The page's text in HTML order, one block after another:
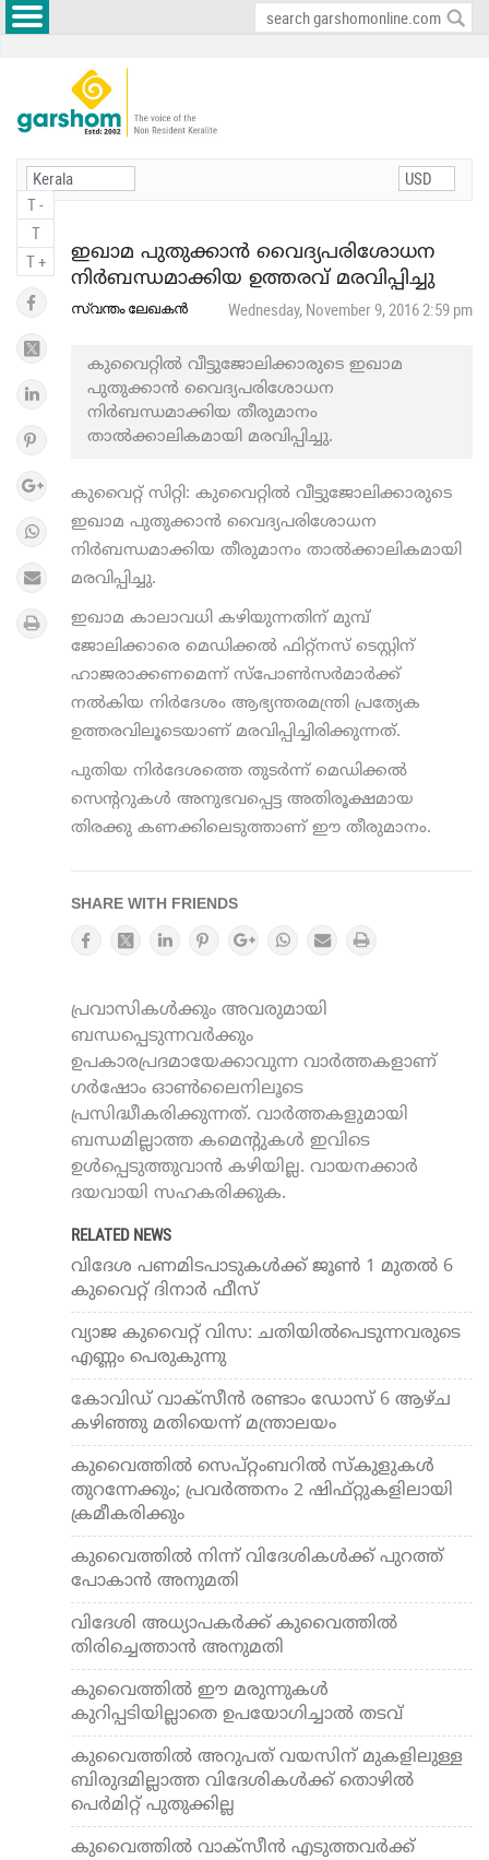
T -
T
T +
ഇഖാമ പുതുക്കാൻ വൈദ്യപരിശോധന
നിർബന്ധമാക്കിയ ഉത്തരവ് മരവിപ്പിച്ചു
സ്വന്തം ലേഖകൻ Wednesday, November 9, 2016 2:59 pm
കുവൈറ്റിൽ വീട്ടുജോലിക്കാരുടെ ഇഖാമ
പുതുക്കാൻ വൈദ്യപരിശോധന
നിർബന്ധമാക്കിയ തീരുമാനം
താൽക്കാലികമായി മരവിപ്പിച്ചു.
കുവൈറ്റ് സിറ്റി: കുവൈറ്റിൽ വീട്ടുജോലിക്കാരുടെ
ഇഖാമ പുതുക്കാൻ വൈദ്യപരിശോധന
നിർബന്ധമാക്കിയ തീരുമാനം താൽക്കാലികമായി
മരവിപ്പിച്ചു.
ഇഖാമ കാലാവധി കഴിയുന്നതിന് മുമ്പ്
ജോലിക്കാരെ മെഡിക്കല്‍ ഫിറ്റ്നസ് ടെസ്റ്റിന്
ഹാജരാക്കണമെന്ന് സ്പോണ്‍സര്‍മാര്‍ക്ക്
നല്‍കിയ നിർദേശം ആഭ്യന്തരമന്ത്രി പ്രത്യേക
ഉത്തരവിലൂടെയാണ് മരവിപ്പിച്ചിരിക്കുന്നത്.
പുതിയ നിർദേശത്തെ തുടർന്ന് മെഡിക്കൽ
സെന്ററുകൾ അനുഭവപ്പെട്ട അതിരൂക്ഷമായ
തിരക്കു കണക്കിലെടുത്താണ് ഈ തീരുമാനം.
SHARE WITH FRIENDS
പ്രവാസികൾക്കും അവരുമായി
ബന്ധപ്പെടുന്നവർക്കും
ഉപകാരപ്രദമായേക്കാവുന്ന വാർത്തകളാണ്
ഗർഷോം ഓൺലൈനിലൂടെ
പ്രസിദ്ധീകരിക്കുന്നത്. വാർത്തകളുമായി
ബന്ധമില്ലാത്ത കമെന്റുകൾ ഇവിടെ
ഉൾപ്പെടുത്തുവാൻ കഴിയില്ല. വായനക്കാർ
ദയവായി സഹകരിക്കുക.
RELATED NEWS
വിദേശ പണമിടപാടുകൾക്ക് ജൂണ്‍ 1 മുതല്‍ 6
കുവൈറ്റ് ദിനാര്‍ ഫീസ്
വ്യാ​ജ കുവൈറ്റ് വി​സ: ചതിയിൽപെടുന്നവരുടെ
എണ്ണം പെരുകുന്നു
കോവിഡ് വാക്‌സീന്‍ രണ്ടാം ഡോസ് 6 ആഴ്ച
കഴിഞ്ഞു മതിയെന്ന് മന്ത്രാലയം
കുവൈത്തില്‍ സെപ്റ്റംബറില്‍ സ്‌കുളുകള്‍
തുറന്നേക്കും; പ്രവര്‍ത്തനം 2 ഷിഫ്റ്റുകളിലായി
ക്രമീകരിക്കും
കുവൈത്തില്‍ നിന്ന് വിദേശികള്‍ക്ക് പുറത്ത്
പോകാന്‍ അനുമതി
വിദേശി അധ്യാപകര്‍ക്ക് കുവൈത്തില്‍
തിരിച്ചെത്താന്‍ അനുമതി
കുവൈത്തില്‍ ഈ മരുന്നുകള്‍
കുറിപ്പടിയില്ലാതെ ഉപയോഗിച്ചാല്‍ തടവ്
കുവൈത്തില്‍ അറുപത് വയസിന് മുകളിലുള്ള
ബിരുദമില്ലാത്ത വിദേശികള്‍ക്ക് തൊഴില്‍
പെര്‍മിറ്റ് പുതുക്കില്ല
കുവൈത്തില്‍ വാക്‌സീന്‍ എടുത്തവര്‍ക്ക്